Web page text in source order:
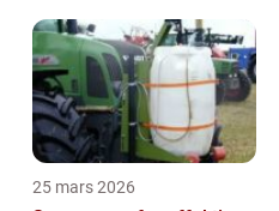
25 mars 2026